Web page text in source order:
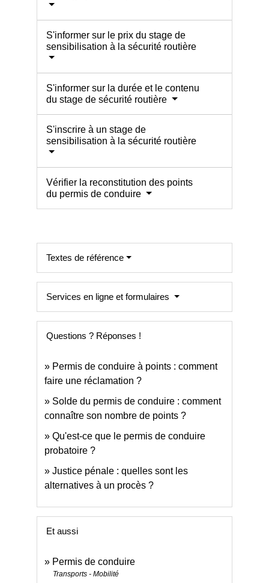
S'informer sur le prix du stage de
sensibilisation à la sécurité routière
S'informer sur la durée et le contenu
du stage de sécurité routière
S'inscrire à un stage de
sensibilisation à la sécurité routière
Vérifier la reconstitution des points
du permis de conduire
Textes de référence
Services en ligne et formulaires
Questions ? Réponses !
Permis de conduire à points : comment
faire une réclamation ?
Solde du permis de conduire : comment
connaître son nombre de points ?
Qu'est-ce que le permis de conduire
probatoire ?
Justice pénale : quelles sont les
alternatives à un procès ?
Et aussi
Permis de conduire
Transports - Mobilité